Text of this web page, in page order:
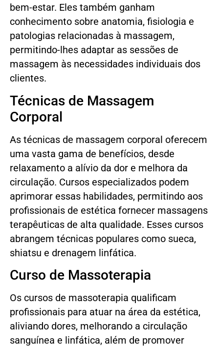
bem-estar. Eles também ganham
conhecimento sobre anatomia, fisiologia e
patologias relacionadas à massagem,
permitindo-lhes adaptar as sessões de
massagem às necessidades individuais dos
clientes.
Técnicas de Massagem
Corporal
As técnicas de massagem corporal oferecem
uma vasta gama de benefícios, desde
relaxamento a alívio da dor e melhora da
circulação. Cursos especializados podem
aprimorar essas habilidades, permitindo aos
profissionais de estética fornecer massagens
terapêuticas de alta qualidade. Esses cursos
abrangem técnicas populares como sueca,
shiatsu e drenagem linfática.
Curso de Massoterapia
Os cursos de massoterapia qualificam
profissionais para atuar na área da estética,
aliviando dores, melhorando a circulação
sanguínea e linfática, além de promover